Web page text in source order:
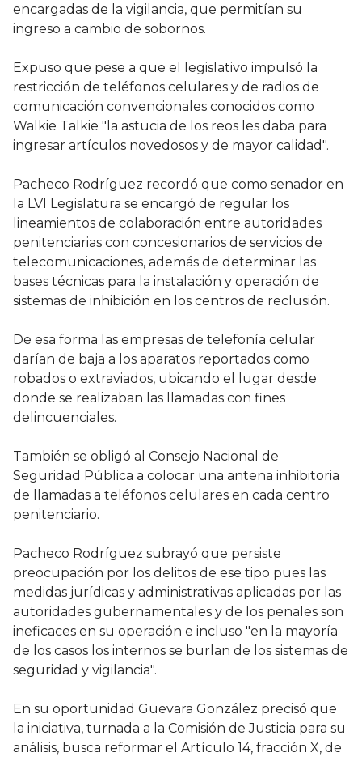
encargadas de la vigilancia, que permitían su
ingreso a cambio de sobornos.
Expuso que pese a que el legislativo impulsó la
restricción de teléfonos celulares y de radios de
comunicación convencionales conocidos como
Walkie Talkie "la astucia de los reos les daba para
ingresar artículos novedosos y de mayor calidad".
Pacheco Rodríguez recordó que como senador en
la LVI Legislatura se encargó de regular los
lineamientos de colaboración entre autoridades
penitenciarias con concesionarios de servicios de
telecomunicaciones, además de determinar las
bases técnicas para la instalación y operación de
sistemas de inhibición en los centros de reclusión.
De esa forma las empresas de telefonía celular
darían de baja a los aparatos reportados como
robados o extraviados, ubicando el lugar desde
donde se realizaban las llamadas con fines
delincuenciales.
También se obligó al Consejo Nacional de
Seguridad Pública a colocar una antena inhibitoria
de llamadas a teléfonos celulares en cada centro
penitenciario.
Pacheco Rodríguez subrayó que persiste
preocupación por los delitos de ese tipo pues las
medidas jurídicas y administrativas aplicadas por las
autoridades gubernamentales y de los penales son
ineficaces en su operación e incluso "en la mayoría
de los casos los internos se burlan de los sistemas de
seguridad y vigilancia".
En su oportunidad Guevara González precisó que
la iniciativa, turnada a la Comisión de Justicia para su
análisis, busca reformar el Artículo 14, fracción X, de